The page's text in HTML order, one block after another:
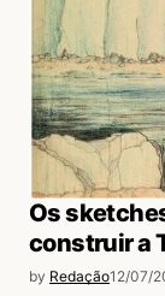
Os
construir a
by Redação12/07/